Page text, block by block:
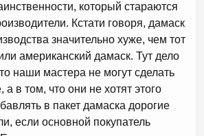
который стараются
Кстати говоря, дамаск
значительно хуже, чем тот
американский дамаск. Тут дело
наши мастера не могут сделать
а в том, что они не хотят этого
в пакет дамаска дорогие
если основной покупатель